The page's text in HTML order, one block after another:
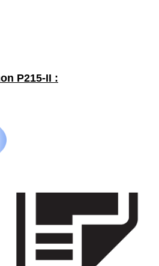
P215-II :